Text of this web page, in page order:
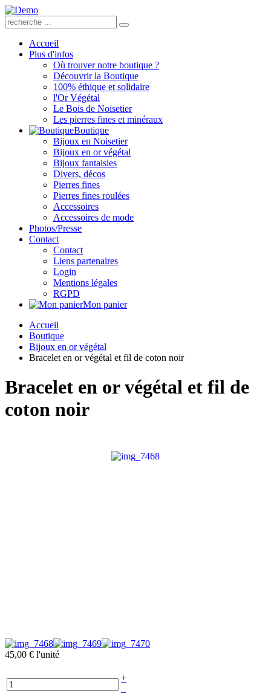
Accueil
Plus d'infos
Où trouver notre boutique ?
Découvrir la Boutique
100% éthique et solidaire
l'Or Végétal
Le Bois de Noisetier
Les pierres fines et minéraux
Boutique
Bijoux en Noisetier
Bijoux en or végétal
Bijoux fantaisies
Divers, décos
Pierres fines
Pierres fines roulées
Accessoires
Accessoires de mode
Photos/Presse
Contact
Contact
Liens partenaires
Login
Mentions légales
RGPD
Mon panier
Accueil
Boutique
Bijoux en or végétal
Bracelet en or végétal et fil de coton noir
Bracelet en or végétal et fil de
coton noir
45,00 € l'unité
+
–